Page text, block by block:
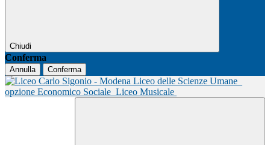
Chiudi
Conferma
Annulla Conferma
Liceo delle Scienze Umane
opzione Economico Sociale Liceo Musicale